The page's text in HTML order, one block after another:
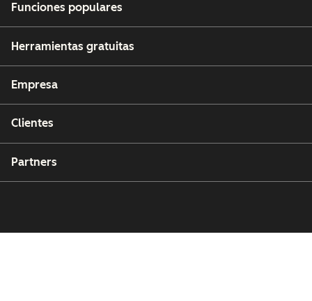
Funciones populares
Herramientas gratuitas
Empresa
Clientes
Partners